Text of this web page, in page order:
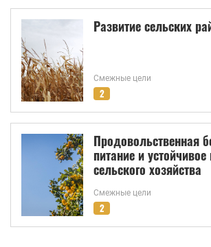
Развитие сельских
Смежные цели
2
Продовольственная
питание и
сельского хозяйства
Смежные цели
2